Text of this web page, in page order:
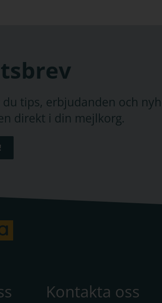
tips, erbjudanden och
direkt i din mejlkorg.
Kontakta oss